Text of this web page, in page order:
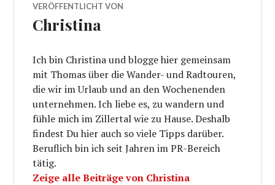
VERÖFFENTLICHT VON
Christina
Ich bin Christina und blogge hier gemeinsam
mit Thomas über die Wander- und Radtouren,
die wir im Urlaub und an den Wochenenden
unternehmen. Ich liebe es, zu wandern und
fühle mich im Zillertal wie zu Hause. Deshalb
findest Du hier auch so viele Tipps darüber.
Beruflich bin ich seit Jahren im PR-Bereich
tätig.
Zeige alle Beiträge von Christina